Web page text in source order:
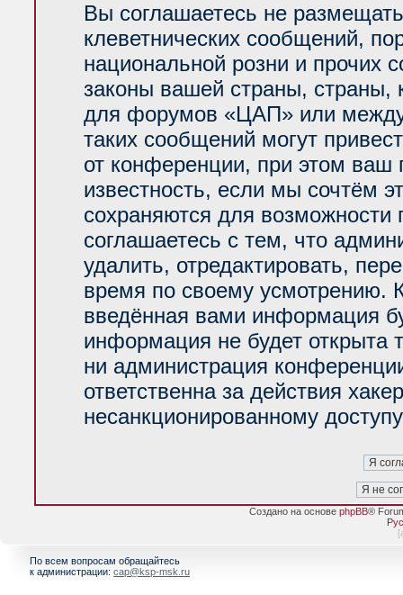
Вы соглашаетесь не
клеветнических сообщений,
национальной розни и прочих
законы вашей страны, страны,
для форумов «ЦАП» или
таких сообщений могут
от конференции, при этом ваш
известность, если мы сочтём
сохраняются для возможности
соглашаетесь с тем, что
удалить, отредактировать,
время по своему усмотрению.
введённая вами информация
информация не будет открыта
ни администрация
ответственна за действия
несанкционированному
Создано на основе phpBB®
[
По всем вопросам обращайтесь
к администрации: cap@ksp-msk.ru